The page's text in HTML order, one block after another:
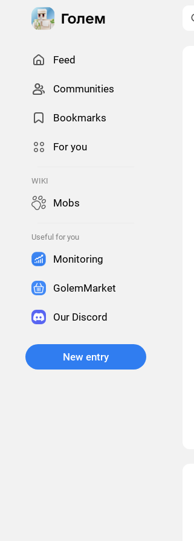
Feed
Сommunities
Bookmarks
For you
WIKI
Mobs
Useful for you
Monitoring
GolemMarket
Our Discord
New entry